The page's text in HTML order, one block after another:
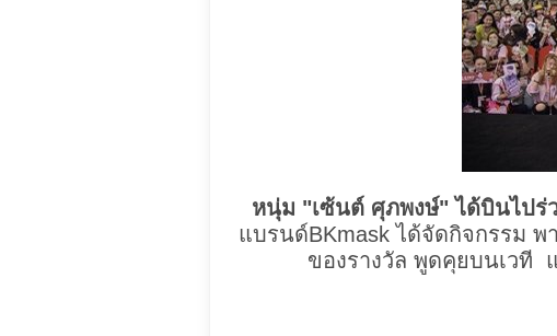
หนุ่ม "เซ้นต์ ศุภพงษ์" ได้บินไปร่
แบรนด์BKmask ได้จัดกิจกรรม
ของรางวัล พูดคุยบนเวที